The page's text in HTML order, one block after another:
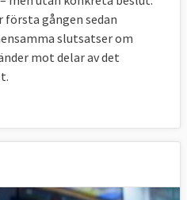
första gången sedan
slutsatser om
mot delar av det